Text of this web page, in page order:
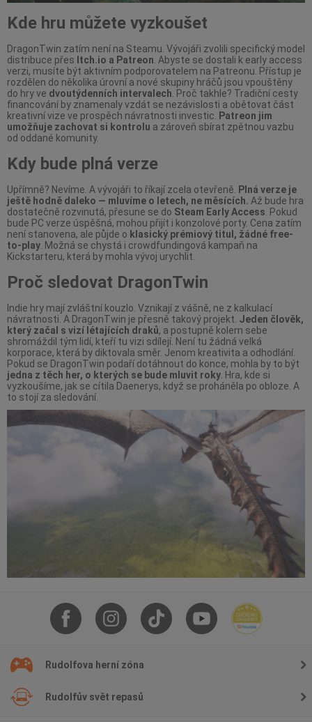
Kde hru můžete vyzkoušet
DragonTwin zatím není na Steamu. Vývojáři zvolili specifický model
distribuce přes Itch.io a Patreon. Abyste se dostali k early access
verzi, musíte být aktivním podporovatelem na Patreonu. Přístup je
rozdělen do několika úrovní a nové skupiny hráčů jsou vpouštěny
do hry ve dvoutýdenních intervalech. Proč takhle? Tradiční cesty
financování by znamenaly vzdát se nezávislosti a obětovat část
kreativní vize ve prospěch návratnosti investic. Patreon jim
umožňuje zachovat si kontrolu a zároveň sbírat zpětnou vazbu
od oddané komunity.
Kdy bude plná verze
Upřímně? Nevíme. A vývojáři to říkají zcela otevřeně. Plná verze je
ještě hodně daleko — mluvíme o letech, ne měsících. Až bude hra
dostatečně rozvinutá, přesune se do Steam Early Access. Pokud
bude PC verze úspěšná, mohou přijít i konzolové porty. Cena zatím
není stanovena, ale půjde o klasický prémiový titul, žádné free-
to-play. Možná se chystá i crowdfundingová kampaň na
Kickstarteru, která by mohla vývoj urychlit.
Proč sledovat DragonTwin
Indie hry mají zvláštní kouzlo. Vznikají z vášně, ne z kalkulací
návratnosti. A DragonTwin je přesně takový projekt. Jeden člověk,
který začal s vizí létajících draků, a postupně kolem sebe
shromáždil tým lidí, kteří tu vizi sdílejí. Není tu žádná velká
korporace, která by diktovala směr. Jenom kreativita a odhodlání.
Pokud se DragonTwin podaří dotáhnout do konce, mohla by to být
jedna z těch her, o kterých se bude mluvit roky. Hra, kde si
vyzkoušíme, jak se cítila Daenerys, když se proháněla po obloze. A
to stojí za sledování.
Rudolfova herní zóna
Rudolfův svět repasů